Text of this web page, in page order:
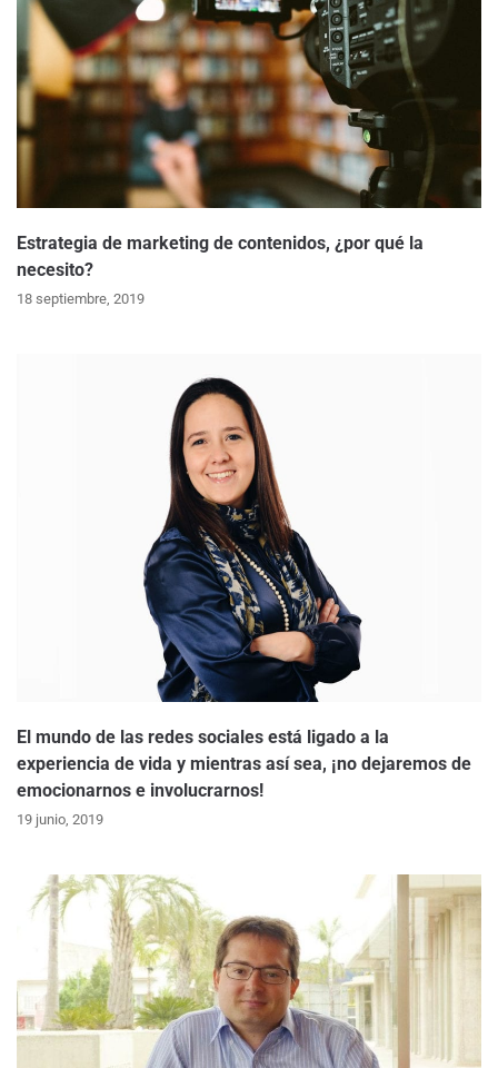
Estrategia de marketing de contenidos, ¿por qué la
necesito?
18 septiembre, 2019
El mundo de las redes sociales está ligado a la
experiencia de vida y mientras así sea, ¡no dejaremos de
emocionarnos e involucrarnos!
19 junio, 2019